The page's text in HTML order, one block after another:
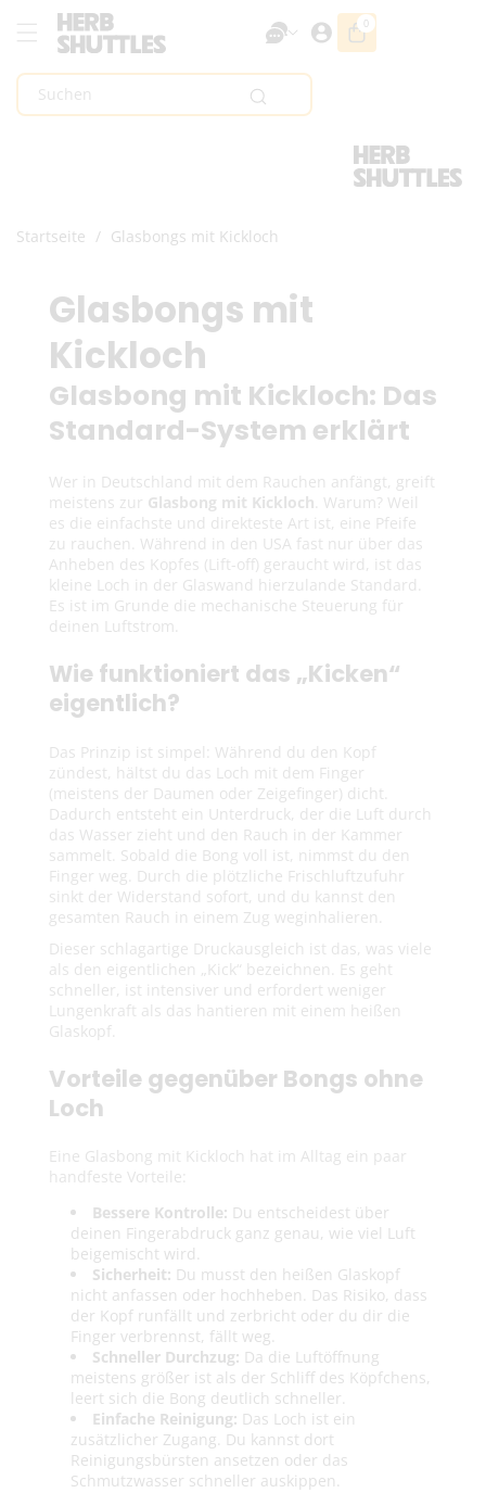
Springen
Suchen
0
0
Artikel
Startseite / Glasbongs mit Kickloch
K
a
t
e
g
o
r
i
e
:
Glasbongs mit
Kickloch
Glasbong mit Kickloch: Das
Standard-System erklärt
Wer in Deutschland mit dem Rauchen anfängt, greift
meistens zur Glasbong mit Kickloch . Warum? Weil
es die einfachste und direkteste Art ist, eine Pfeife
zu rauchen. Während in den USA fast nur über das
Anheben des Kopfes (Lift-off) geraucht wird, ist das
kleine Loch in der Glaswand hierzulande Standard.
Es ist im Grunde die mechanische Steuerung für
deinen Luftstrom.
Wie funktioniert das „Kicken“
eigentlich?
Das Prinzip ist simpel: Während du den Kopf
zündest, hältst du das Loch mit dem Finger
(meistens der Daumen oder Zeigefinger) dicht.
Dadurch entsteht ein Unterdruck, der die Luft durch
das Wasser zieht und den Rauch in der Kammer
sammelt. Sobald die Bong voll ist, nimmst du den
Finger weg. Durch die plötzliche Frischluftzufuhr
sinkt der Widerstand sofort, und du kannst den
gesamten Rauch in einem Zug weginhalieren.
Dieser schlagartige Druckausgleich ist das, was viele
als den eigentlichen „Kick“ bezeichnen. Es geht
schneller, ist intensiver und erfordert weniger
Lungenkraft als das hantieren mit einem heißen
Glaskopf.
Vorteile gegenüber Bongs ohne
Loch
Eine Glasbong mit Kickloch hat im Alltag ein paar
handfeste Vorteile:
Bessere Kontrolle: Du entscheidest über
deinen Fingerabdruck ganz genau, wie viel Luft
beigemischt wird.
Sicherheit: Du musst den heißen Glaskopf
nicht anfassen oder hochheben. Das Risiko, dass
der Kopf runfällt und zerbricht oder du dir die
Finger verbrennst, fällt weg.
Schneller Durchzug: Da die Luftöffnung
meistens größer ist als der Schliff des Köpfchens,
leert sich die Bong deutlich schneller.
Einfache Reinigung: Das Loch ist ein
zusätzlicher Zugang. Du kannst dort
Reinigungsbürsten ansetzen oder das
Schmutzwasser schneller auskippen.